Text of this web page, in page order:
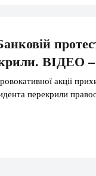
акції
перекрили